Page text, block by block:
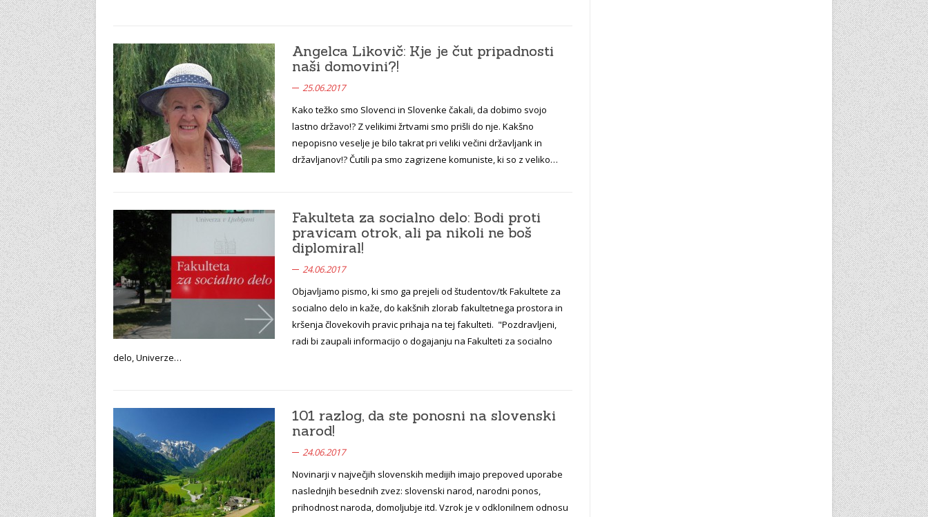
Angelca Likovič: Kje je čut pripadnosti
naši domovini?!
25.06.2017
Kako težko smo Slovenci in Slovenke čakali, da dobimo svojo
lastno državo!? Z velikimi žrtvami smo prišli do nje. Kakšno
nepopisno veselje je bilo takrat pri veliki večini državljank in
državljanov!? Čutili pa smo zagrizene komuniste, ki so z veliko…
Fakulteta za socialno delo: Bodi proti
pravicam otrok, ali pa nikoli ne boš
diplomiral!
24.06.2017
Objavljamo pismo, ki smo ga prejeli od študentov/tk Fakultete za
socialno delo in kaže, do kakšnih zlorab fakultetnega prostora in
kršenja človekovih pravic prihaja na tej fakulteti. "Pozdravljeni,
radi bi zaupali informacijo o dogajanju na Fakulteti za socialno
delo, Univerze…
101 razlog, da ste ponosni na slovenski
narod!
24.06.2017
Novinarji v največjih slovenskih medijih imajo prepoved uporabe
naslednjih besednih zvez: slovenski narod, narodni ponos,
prihodnost naroda, domoljubje itd. Vzrok je v odklonilnem odnosu